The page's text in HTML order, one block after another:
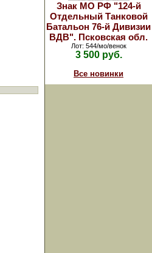
Знак МО РФ "124-й
Отдельный Танковой
Батальон 76-й Дивизии
ВДВ". Псковская обл.
Лот: 544/мо/венок
3 500 руб.
Все новинки